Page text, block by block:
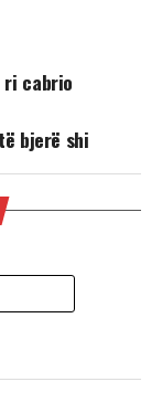
ri cabrio
bjerë shi